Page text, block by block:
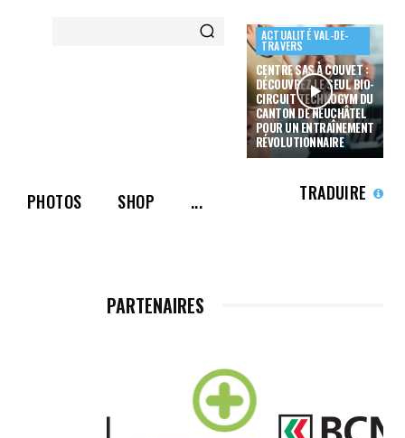
ACTUALITÉ VAL-DE-
TRAVERS
CENTRE SAS À COUVET :
DÉCOUVREZ LE SEUL BIO-
CIRCUIT TECHNOGYM DU
CANTON DE NEUCHÂTEL
POUR UN ENTRAÎNEMENT
RÉVOLUTIONNAIRE
PHOTOS SHOP ... TRADUIRE
PARTENAIRES